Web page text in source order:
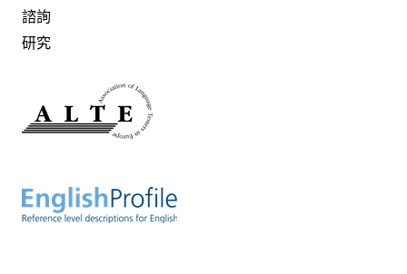
諮詢
研究